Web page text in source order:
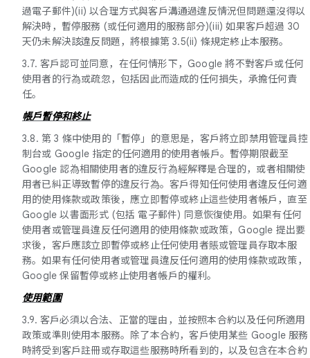
過電子郵件)(ii) 以合理方式與客戶溝通過違反情況但問題還沒得以
解決時，暫停服務 (或任何適用的服務部分)(iii) 如果客戶超過 30
天仍未解決該違反問題，將根據第 3.5(ii) 條規定終止本服務。
3.7. 客戶認可並同意，在任何情形下，Google 將不對客戶或任何
使用者的行為或疏忽，包括因此而造成的任何損失，承擔任何責
任。
帳戶暫停和終止
3.8. 第 3 條中使用的「暫停」的意思是，客戶將立即禁用管理員控
制台或 Google 指定的任何適用的使用者帳戶。暫停期限截至
Google 認為相關使用者的違反行為經解釋是合理的，或者相關使
用者已糾正導致暫停的違反行為。客戶得知任何使用者違反任何適
用的使用條款或政策後，應立即暫停或終止這些使用者帳戶，直至
Google 以書面形式 (包括 電子郵件) 同意恢復使用。如果有任何
使用者或管理員違反任何適用的使用條款或政策，Google 提出要
求後，客戶應該立即暫停或終止任何使用者賬或管理員存取本服
務。如果有任何使用者或管理員違反任何適用的使用條款或政策，
Google 保留暫停或終止使用者帳戶的權利。
使用範圍
3.9. 客戶必須以合法、正當的理由，並按照本合約以及任何所適用
政策或準則使用本服務。除了本合約，客戶使用某些 Google 服務
時將受到客戶註冊或存取這些服務時所看到的，以及包含在本合約